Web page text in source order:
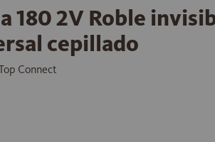
180 2V Roble
cepillado
Connect